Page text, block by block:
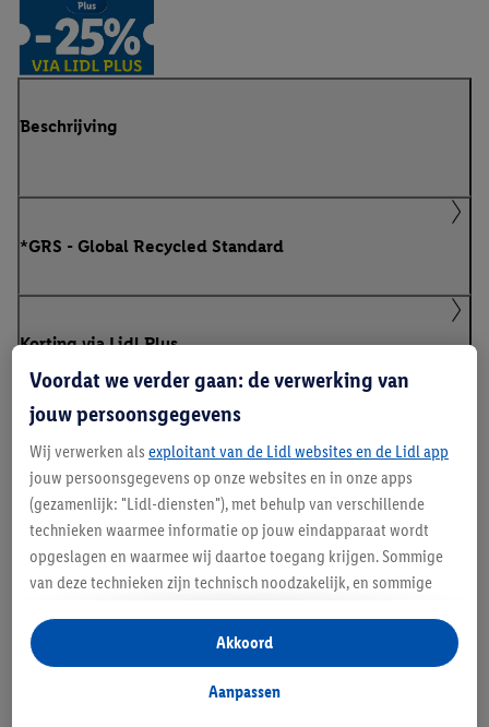
Beschrijving
*GRS - Global Recycled Standard
Korting via Lidl Plus
M
ax
m
al
Voordat we verder gaan: de verwerking van
jouw persoonsgegevens
Wij verwerken als exploitant van de Lidl websites en de Lidl app
jouw persoonsgegevens op onze websites en in onze apps
(gezamenlijk: "Lidl-diensten"), met behulp van verschillende
technieken waarmee informatie op jouw eindapparaat wordt
opgeslagen en waarmee wij daartoe toegang krijgen. Sommige
van deze technieken zijn technisch noodzakelijk, en sommige
opslaan van voorkeursinstellingen, het verzamelen en
analyseren van statistieken of voor het tonen van
gepersonaliseerde reclame binnen en buiten de Lidl-diensten.
Aanpassen
Akkoord